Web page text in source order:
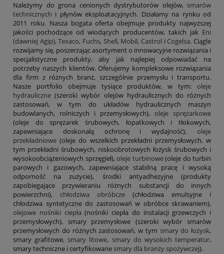
Należymy do grona cenionych dystrybutorów olejów, smarów
technicznych i płynów eksploatacyjnych. Działamy na rynku od
2011 roku. Nasza bogata oferta obejmuje produkty najwyższej
jakości pochodzące od wiodących producentów, takich jak Eni
(dawniej Agip),Texaco, Fuchs, Shell, Mobil, Castrol i Cogelsa. Ciągle
rozwijamy się, poszerzając asortyment o innowacyjne rozwiązania i
specjalistyczne produkty, aby jak najlepiej odpowiadać na
potrzeby naszych klientów. Oferujemy kompleksowe rozwiązania
dla firm z różnych branż, szczególnie przemysłu i transportu.
Nasze portfolio obejmuje tysiące produktów, w tym: oleje
hydrauliczne (szeroki wybór olejów hydraulicznych do różnych
zastosowań, w tym do układów hydraulicznych maszyn
budowlanych, rolniczych i przemysłowych), oleje sprężarkowe
(oleje do sprężarek śrubowych, łopatkowych i tłokowych,
zapewniające doskonałą ochronę i wydajność), oleje
przekładniowe (oleje do wszelkich przekładni przemysłowych, w
tym przekładni śrubowych, niskoobrotowych łożysk śrubowych i
wysokoobciążeniowych sprzęgieł), oleje turbinowe(oleje do turbin
parowych i gazowych, zapewniające stabilną pracę i wysoką
odporność na zużycie), środki antyadhezyjne (produkty
zapobiegające przywieraniu różnych substancji do innych
powierzchni), chłodziwa obróbcze (chłodziwa emulsyjne i
chłodziwa syntetyczne do zastosowań w obróbce skrawaniem),
olejowe nośniki ciepła (nośniki ciepła do instalacji grzewczych i
przemysłowych), smary przemysłowe (szeroki wybór smarów
przemysłowych do różnych zastosowań, w tym smary do łożysk,
smary grafitowe,smary litowe, smary do wysokich temperatur,
smary techniczne i certyfikowanesmary dla branży spożywczej).